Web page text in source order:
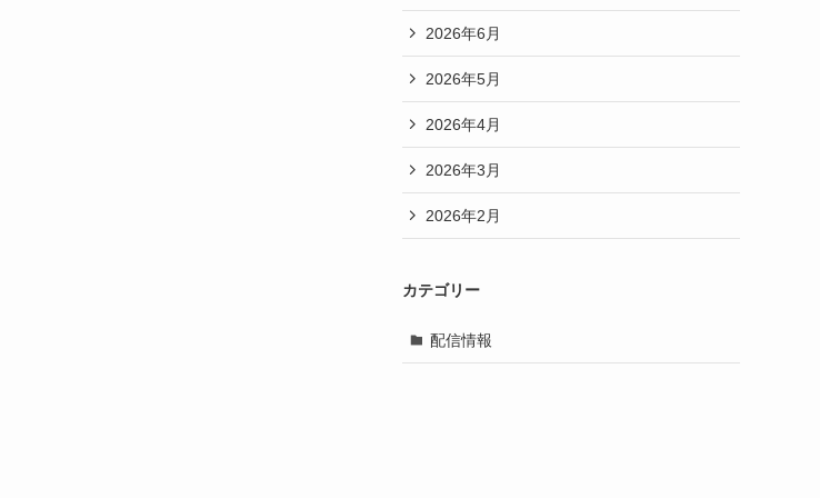
2026年6月
2026年5月
2026年4月
2026年3月
2026年2月
カテゴリー
配信情報